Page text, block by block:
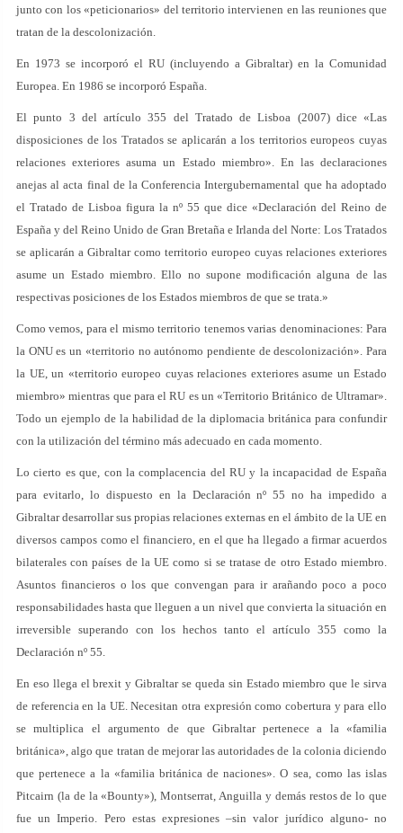
junto con los «peticionarios» del territorio intervienen en las reuniones que
tratan de la descolonización.
En 1973 se incorporó el RU (incluyendo a Gibraltar) en la Comunidad
Europea. En 1986 se incorporó España.
El punto 3 del artículo 355 del Tratado de Lisboa (2007) dice «Las
disposiciones de los Tratados se aplicarán a los territorios europeos cuyas
relaciones exteriores asuma un Estado miembro». En las declaraciones
anejas al acta final de la Conferencia Intergubernamental que ha adoptado
el Tratado de Lisboa figura la nº 55 que dice «Declaración del Reino de
España y del Reino Unido de Gran Bretaña e Irlanda del Norte: Los Tratados
se aplicarán a Gibraltar como territorio europeo cuyas relaciones exteriores
asume un Estado miembro. Ello no supone modificación alguna de las
respectivas posiciones de los Estados miembros de que se trata.»
Como vemos, para el mismo territorio tenemos varias denominaciones: Para
la ONU es un «territorio no autónomo pendiente de descolonización». Para
la UE, un «territorio europeo cuyas relaciones exteriores asume un Estado
miembro» mientras que para el RU es un «Territorio Británico de Ultramar».
Todo un ejemplo de la habilidad de la diplomacia británica para confundir
con la utilización del término más adecuado en cada momento.
Lo cierto es que, con la complacencia del RU y la incapacidad de España
para evitarlo, lo dispuesto en la Declaración nº 55 no ha impedido a
Gibraltar desarrollar sus propias relaciones externas en el ámbito de la UE en
diversos campos como el financiero, en el que ha llegado a firmar acuerdos
bilaterales con países de la UE como si se tratase de otro Estado miembro.
Asuntos financieros o los que convengan para ir arañando poco a poco
responsabilidades hasta que lleguen a un nivel que convierta la situación en
irreversible superando con los hechos tanto el artículo 355 como la
Declaración nº 55.
En eso llega el brexit y Gibraltar se queda sin Estado miembro que le sirva
de referencia en la UE. Necesitan otra expresión como cobertura y para ello
se multiplica el argumento de que Gibraltar pertenece a la «familia
británica», algo que tratan de mejorar las autoridades de la colonia diciendo
que pertenece a la «familia británica de naciones». O sea, como las islas
Pitcairn (la de la «Bounty»), Montserrat, Anguilla y demás restos de lo que
fue un Imperio. Pero estas expresiones –sin valor jurídico alguno- no